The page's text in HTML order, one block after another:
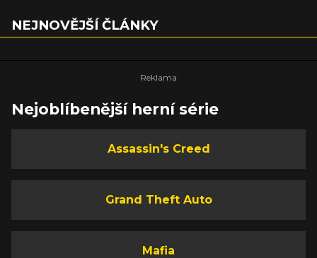
NEJNOVĚJŠÍ ČLÁNKY
Nejoblíbenější herní série
Assassin's Creed
Grand Theft Auto
Mafia